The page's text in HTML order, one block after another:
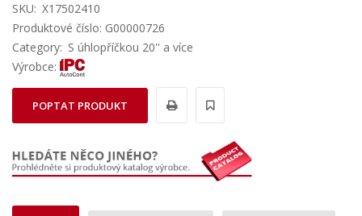
SKU: X17502410
Produktové číslo: G00000726
Category: S úhlopříčkou 20'' a více
Výrobce:
POPTAT PRODUKT